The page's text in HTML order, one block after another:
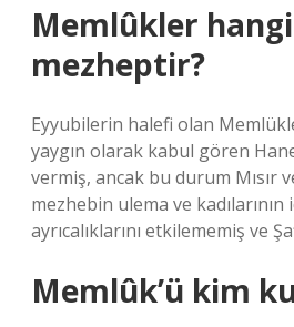
Memlûkler hangi
mezheptir?
Eyyubilerin halefi olan
yaygın olarak kabul gören
vermiş, ancak bu durum Mısır
mezhebin ulema ve
ayrıcalıklarını etkilememiş ve
Memlûk’ü kim